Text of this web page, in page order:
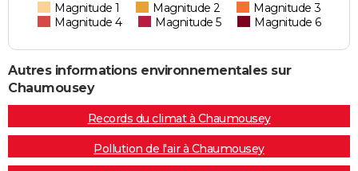
Magnitude 1 Magnitude 2
Magnitude 3
Magnitude 4
Magnitude 5 Magnitude 6
Autres informations environnementales sur
Chaumousey
Records du climat à Chaumousey
Pollution de l'air à Chaumousey